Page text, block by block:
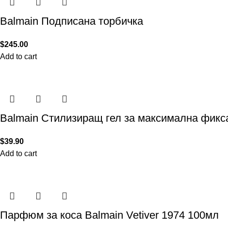
Balmain Подписана торбичка
$245.00
Add to cart
Balmain Стилизиращ гел за максимална
$39.90
Add to cart
Парфюм за коса Balmain Vetiver 1974 100мл